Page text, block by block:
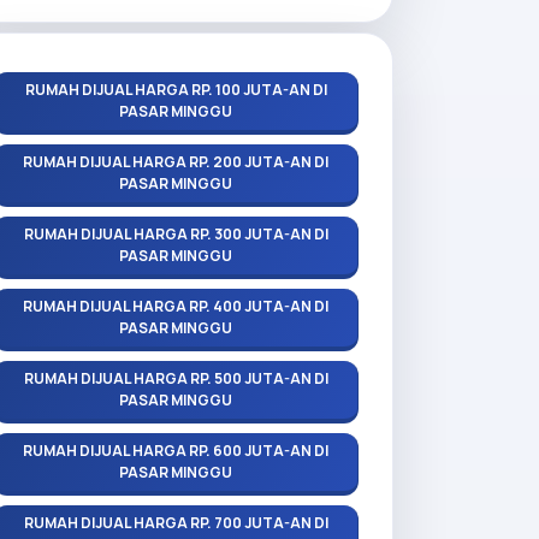
RUMAH DIJUAL HARGA RP. 100 JUTA-AN DI
PASAR MINGGU
RUMAH DIJUAL HARGA RP. 200 JUTA-AN DI
PASAR MINGGU
RUMAH DIJUAL HARGA RP. 300 JUTA-AN DI
PASAR MINGGU
RUMAH DIJUAL HARGA RP. 400 JUTA-AN DI
PASAR MINGGU
RUMAH DIJUAL HARGA RP. 500 JUTA-AN DI
PASAR MINGGU
RUMAH DIJUAL HARGA RP. 600 JUTA-AN DI
PASAR MINGGU
RUMAH DIJUAL HARGA RP. 700 JUTA-AN DI